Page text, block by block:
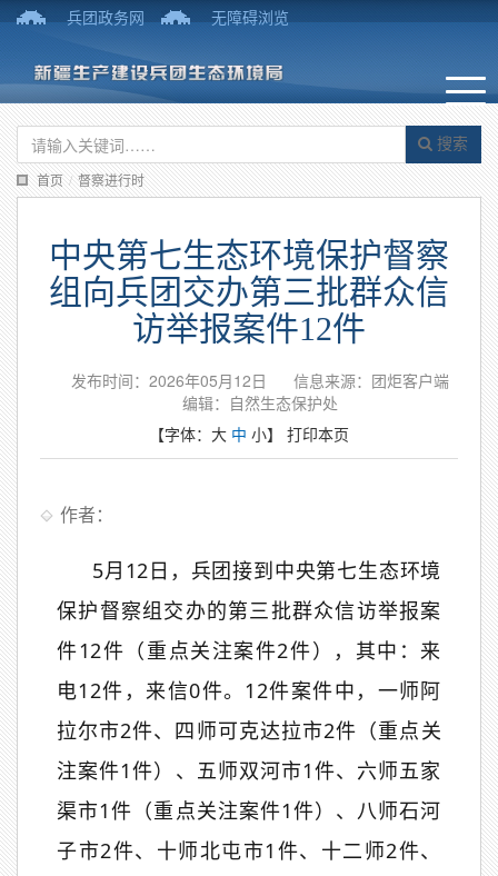
兵团政务网 无障碍浏览
搜索
首页 / 督察进行时
中央第七生态环境保护督察
组向兵团交办第三批群众信
访举报案件12件
发布时间：2026年05月12日
信息来源：团炬客户端
编辑：自然生态保护处
【字体： 大 中 小】 打印本页
作者：
5月 12日，兵团接到中央第七生态环境
保护督察组交办的第三批群众信访举报案
件12件 （重点关注案件2件），其中：来
电12件，来信0件。 12件案件中，一师阿
拉尔市2件、四师可克达拉市2件 （重点关
注案件1件） 、五师双河市1件、 六师五家
渠市1件 （重点关注案件1件）、 八师石河
子市2件、十师北屯市1 件、 十二师2件、